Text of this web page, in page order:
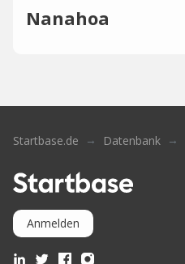
Nanahoa
Startbase.de Datenbank
Anmelden